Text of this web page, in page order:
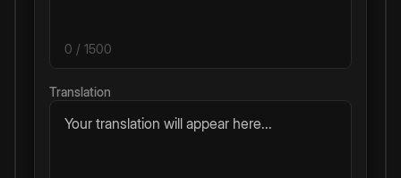
0 / 1500
Translation
Your translation will appear here...